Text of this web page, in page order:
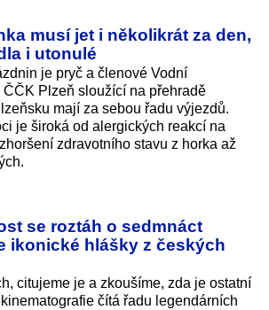
musí jet i několikrát za den,
i utonulé
je pryč a členové Vodní
Plzeň sloužící na přehradě
mají za sebou řadu výjezdů.
je široká od alergických reakcí na
zdravotního stavu z horka až
se roztáh o sedmnáct
ikonické hlášky z českých
citujeme je a zkoušíme, zda je ostatní
čítá řadu legendárních